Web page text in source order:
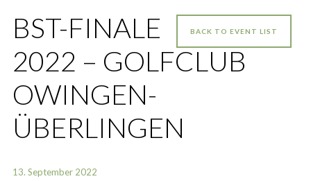
BACK TO EVENT LIST
BST-FINALE
2022 – GOLFCLUB
OWINGEN-
ÜBERLINGEN
13. September 2022